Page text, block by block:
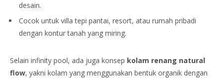
desain.
Cocok untuk villa tepi pantai, resort, atau rumah pribadi
dengan kontur tanah yang miring.
Selain infinity pool, ada juga konsep kolam renang natural
flow, yakni kolam yang menggunakan bentuk organik dengan